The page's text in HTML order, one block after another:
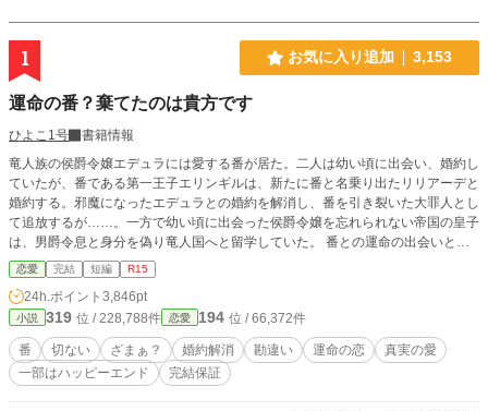
1 お気に入り追加 3,153
運命の番？棄てたのは貴方です
ひよこ1号
書籍情報
竜人族の侯爵令嬢エデュラには愛する番が居た。二人は幼い頃に出会い、婚約し
ていたが、番である第一王子エリンギルは、新たに番と名乗り出たリリアーデと
婚約する。邪魔になったエデュラとの婚約を解消し、番を引き裂いた大罪人とし
て追放するが……。一方で幼い頃に出会った侯爵令嬢を忘れられない帝国の皇子
は、男爵令息と身分を偽り竜人国へと留学していた。 番との運命の出会いと別
離の物語。番でない人々の貫く愛。 ※自己設定満載ですので気を付けてくださ
い。 ※性描写はないですが、一線を越える個所もあります ※多少の残酷表現あ
ります。 以上２点からセルフレイティング
恋愛 完結 短編 R15
24h.ポイント 3,846pt
小説 319 位 / 228,788件 恋愛 194 位 / 66,372件
番 切ない ざまぁ？ 婚約解消 勘違い 運命の恋
真実の愛
一部はハッピーエンド
完結保証